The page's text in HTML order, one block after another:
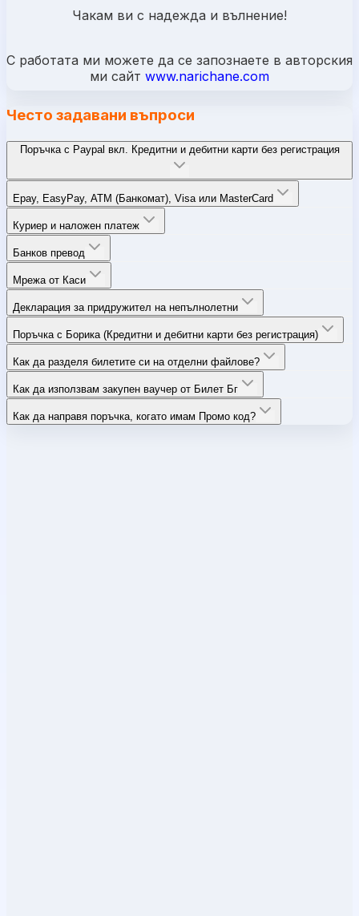
Чакам ви с надежда и вълнение!
С работата ми можете да се запознаете в авторския
ми сайт www.narichane.com
Често задавани въпроси
Поръчка с Paypal вкл. Кредитни и дебитни карти без регистрация
Epay, EasyPay, ATM (Банкомат), Visa или MasterCard
Куриер и наложен платеж
Банков превод
Мрежа от Каси
Декларация за придружител на непълнолетни
Поръчка с Борика (Кредитни и дебитни карти без регистрация)
Как да разделя билетите си на отделни файлове?
Как да използвам закупен ваучер от Билет Бг
Как да направя поръчка, когато имам Промо код?